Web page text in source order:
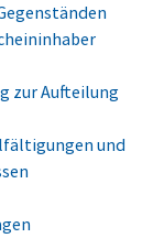
zur Aufteilung
und